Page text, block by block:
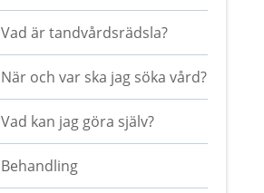
Vad är tandvårdsrädsla?
När och var ska jag söka vård?
Vad kan jag göra själv?
Behandling